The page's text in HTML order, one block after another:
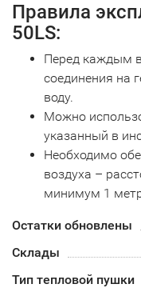
Правила
50LS:
Перед каждым
соединения на
воду.
Можно
указанный в
Необходимо
воздуха –
минимум 1
Остатки обновлены
Склады
Тип тепловой пушки